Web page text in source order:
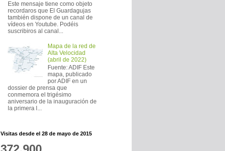
Este mensaje tiene como objeto
recordaros que El Guardagujas
también dispone de un canal de
vídeos en Youtube. Podéis
suscribiros al canal...
Mapa de la red de
Alta Velocidad
(abril de 2022)
Fuente: ADIF Este
mapa, publicado
por ADIF en un
dossier de prensa que
conmemora el trigésimo
aniversario de la inauguración de
la primera l...
Visitas desde el 28 de mayo de 2015